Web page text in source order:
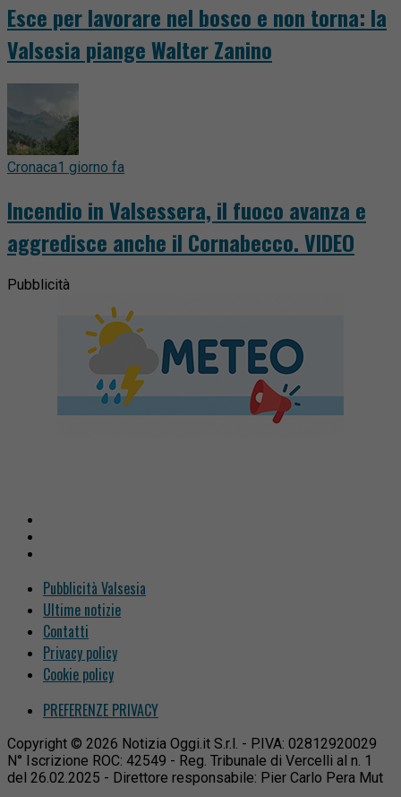
Esce per lavorare nel bosco e non torna: la
Valsesia piange Walter Zanino
Cronaca1 giorno fa
Incendio in Valsessera, il fuoco avanza e
aggredisce anche il Cornabecco. VIDEO
Pubblicità
Pubblicità Valsesia
Ultime notizie
Contatti
Privacy policy
Cookie policy
PREFERENZE PRIVACY
Copyright © 2026 Notizia Oggi.it S.r.l. - P.IVA: 02812920029
N° Iscrizione ROC: 42549 - Reg. Tribunale di Vercelli al n. 1
del 26.02.2025 - Direttore responsabile: Pier Carlo Pera Mut